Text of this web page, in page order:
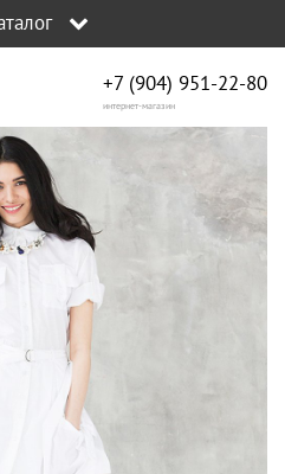
+7 (904) 951‑22‑80
интернет-магазин